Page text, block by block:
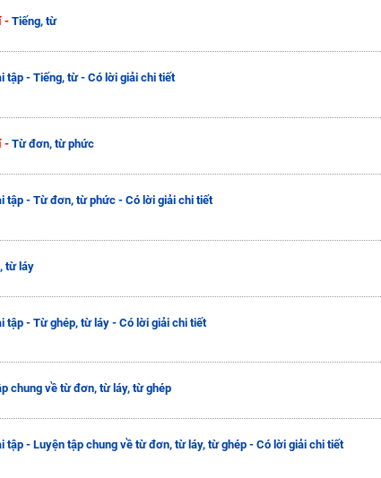
- Tiếng, từ
tập - Tiếng, từ - Có lời giải chi tiết
- Từ đơn, từ phức
tập - Từ đơn, từ phức - Có lời giải chi tiết
từ láy
tập - Từ ghép, từ láy - Có lời giải chi tiết
chung về từ đơn, từ láy, từ ghép
tập - Luyện tập chung về từ đơn, từ láy, từ ghép - Có lời giải chi tiết